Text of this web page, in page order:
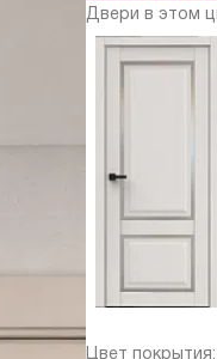
Двери в этом
Цвет покрытия: